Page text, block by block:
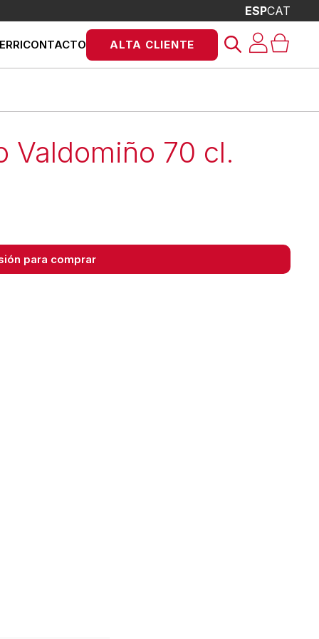
ESPCAT
CONTACTO
Búsqueda
de
productos
ALTA CLIENTE
Valdomiño 70 cl.
para comprar